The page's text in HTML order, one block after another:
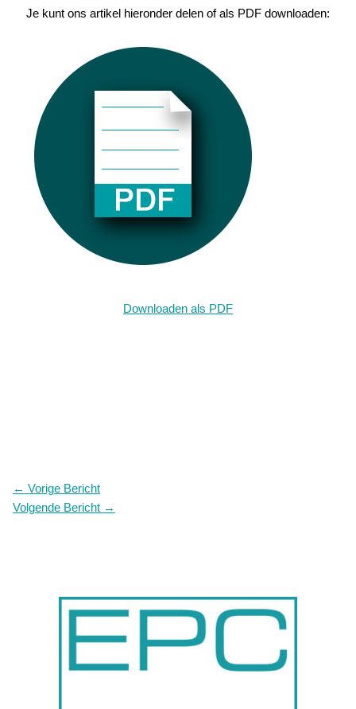
Je kunt ons artikel hieronder delen of als PDF downloaden:
Downloaden als PDF
← Vorige Bericht
Volgende Bericht →